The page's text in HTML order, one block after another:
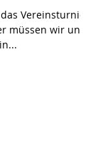
Vereinsturnier
müssen wir